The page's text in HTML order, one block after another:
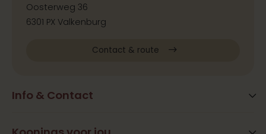
Info & Contact
FAQ
Oosterweg 36
6301 PX Valkenburg
Contact & route